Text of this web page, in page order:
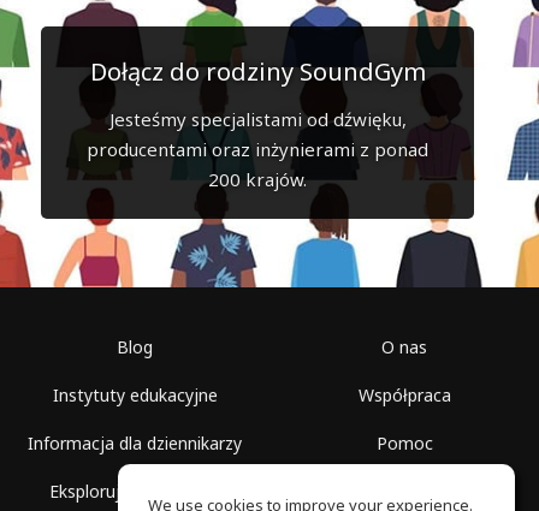
Dołącz do rodziny SoundGym
Jesteśmy specjalistami od dźwięku,
producentami oraz inżynierami z ponad
200 krajów.
Blog
Instytuty edukacyjne
Informacja dla dziennikarzy
Eksploruj przestrzenie
O nas
Współpraca
Pomoc
We use cookies to improve your experience.